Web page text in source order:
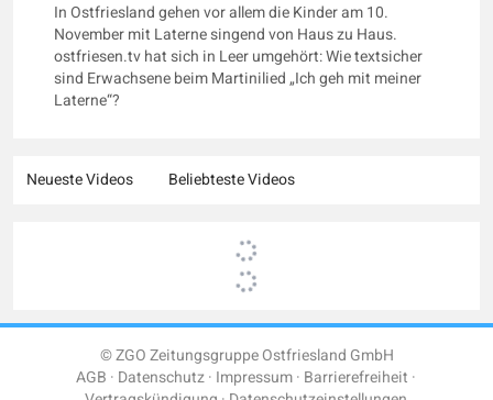
In Ostfriesland gehen vor allem die Kinder am 10.
November mit Laterne singend von Haus zu Haus.
ostfriesen.tv hat sich in Leer umgehört: Wie textsicher
sind Erwachsene beim Martinilied „Ich geh mit meiner
Laterne“?
Neueste Videos Beliebteste Videos
© ZGO Zeitungsgruppe Ostfriesland GmbH
AGB Datenschutz Impressum Barrierefreiheit